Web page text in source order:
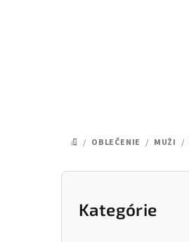
DOMOV
/ OBLEČENIE / MUŽI /
Preskočiť
kategórie
Kategórie